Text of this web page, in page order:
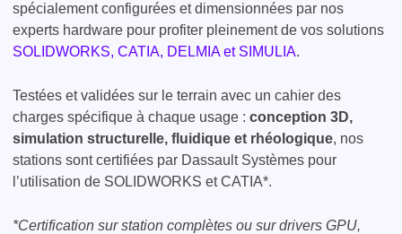
spécialement configurées et dimensionnées par nos
experts hardware pour profiter pleinement de vos solutions
SOLIDWORKS, CATIA, DELMIA et SIMULIA.
Testées et validées sur le terrain avec un cahier des
charges spécifique à chaque usage : conception 3D,
simulation structurelle, fluidique et rhéologique, nos
stations sont certifiées par Dassault Systèmes pour
l’utilisation de SOLIDWORKS et CATIA*.
*Certification sur station complètes ou sur drivers GPU,